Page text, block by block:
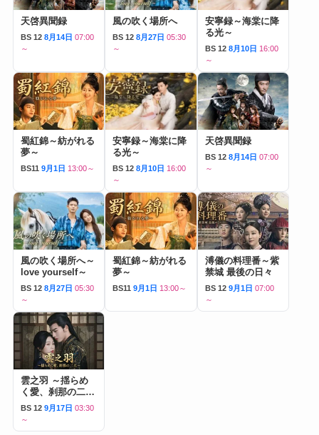
天啓異聞録
BS 12 8月14日 07:00
～
風の吹く場所へ
BS 12 8月27日 05:30
～
安寧録～海棠に降
る光～
BS 12 8月10日 16:00
～
蜀紅錦～紡がれる
夢～
BS11 9月1日 13:00～
安寧録～海棠に降
る光～
BS 12 8月10日 16:00
～
天啓異聞録
BS 12 8月14日 07:00
～
風の吹く場所へ～
love yourself～
BS 12 8月27日 05:30
～
蜀紅錦～紡がれる
夢～
BS11 9月1日 13:00～
溥儀の料理番～紫
禁城 最後の日々
BS 12 9月1日 07:00
～
雲之羽 ～揺らめ
く愛、刹那の二人
～
BS 12 9月17日 03:30
～